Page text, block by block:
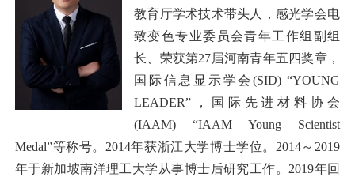
教育厅学术技术带头人，感光学会电
致变色专业委员会青年工作组副组
长、荣获第27届河南青年五四奖章，
国际信息显示学会(SID) “YOUNG
LEADER”，国际先进材料协会
(IAAM) “IAAM Young Scientist
Medal”等称号。2014年获浙江大学博士学位。2014～2019
年于新加坡南洋理工大学从事博士后研究工作。2019年回